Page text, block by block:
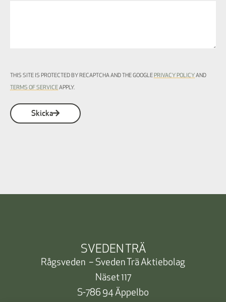
THIS SITE IS PROTECTED BY RECAPTCHA AND THE GOOGLE PRIVACY POLICY AND
TERMS OF SERVICEAPPLY.
Skicka
SVEDEN TRÄ
Rågsveden – Sveden Trä Aktiebolag
Näset 117
S-786 94 Äppelbo